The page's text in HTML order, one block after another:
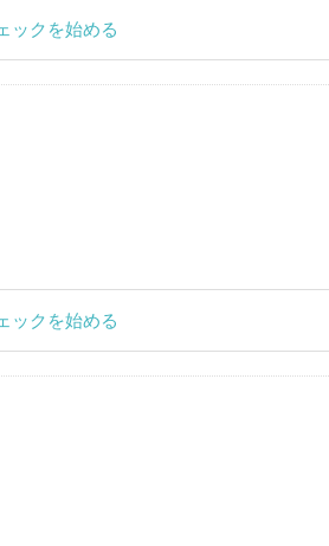
ックを始める
ックを始める